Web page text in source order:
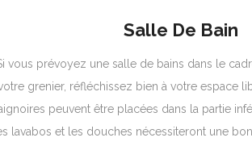
Salle De Bain
vous prévoyez une salle de bains dans le
grenier, réfléchissez bien à votre espace
peuvent être placées dans la partie
lavabos et les douches nécessiteront une